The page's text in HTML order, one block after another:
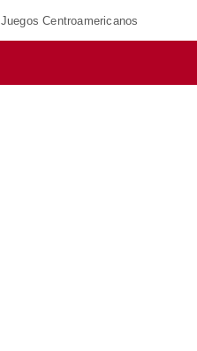
Juegos Centroamericanos